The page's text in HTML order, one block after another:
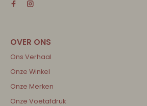
Ons Verhaal
Onze Winkel
Onze Merken
Onze Voetafdruk